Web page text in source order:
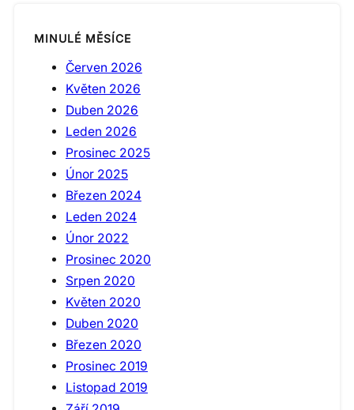
MINULÉ MĚSÍCE
Červen 2026
Květen 2026
Duben 2026
Leden 2026
Prosinec 2025
Únor 2025
Březen 2024
Leden 2024
Únor 2022
Prosinec 2020
Srpen 2020
Květen 2020
Duben 2020
Březen 2020
Prosinec 2019
Listopad 2019